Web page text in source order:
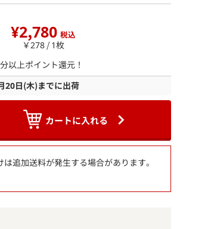
¥2,780 税込
￥278 / 1枚
以上ポイント還元！
20日(木)までに出荷
カートに入れる
追加送料が発生する場合があります。